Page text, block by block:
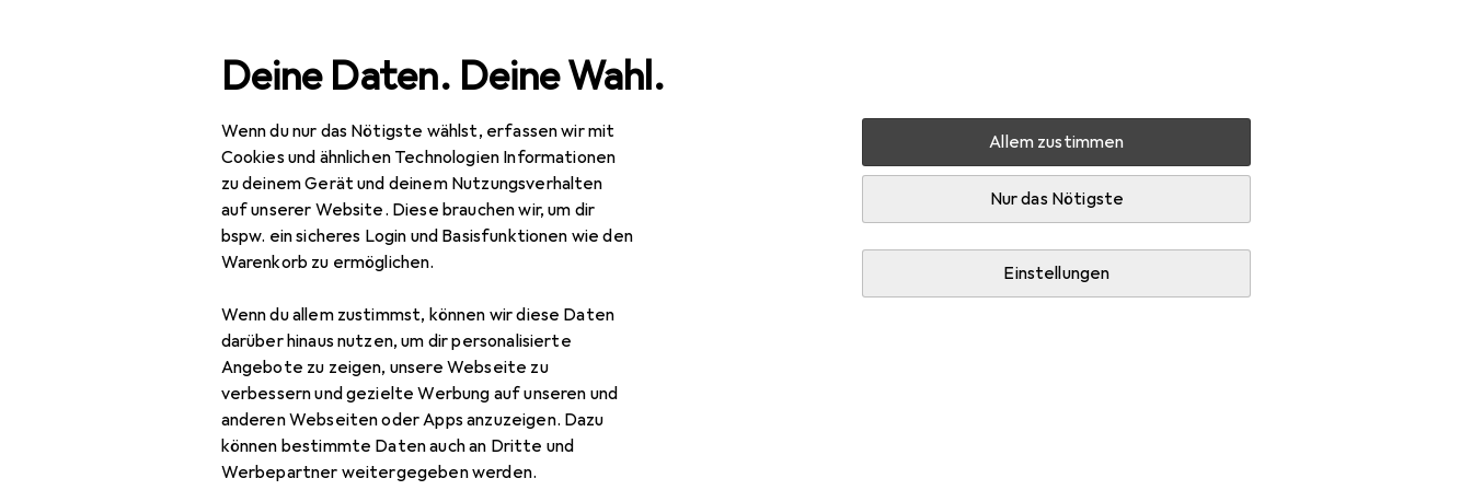
Deine Daten. Deine Wahl.
Wenn du nur das Nötigste wählst, erfassen wir mit
Cookies und ähnlichen Technologien Informationen
zu deinem Gerät und deinem Nutzungsverhalten
auf unserer Website. Diese brauchen wir, um dir
bspw. ein sicheres Login und Basisfunktionen wie den
Warenkorb zu ermöglichen.
Wenn du allem zustimmst, können wir diese Daten
darüber hinaus nutzen, um dir personalisierte
Angebote zu zeigen, unsere Webseite zu
verbessern und gezielte Werbung auf unseren und
anderen Webseiten oder Apps anzuzeigen. Dazu
können bestimmte Daten auch an Dritte und
Werbepartner weitergegeben werden.
Allem zustimmen
Nur das Nötigste
Einstellungen
Navigation nach Kategorien Gesamtsortiment IT + Multimedia Peripherie Logitech MX Anywhere 3
Kabellos